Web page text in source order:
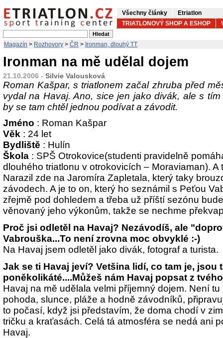
Všechny články
Etriatlon
TRIATLONOVÝ SHOP A ESHOP
Magazín > Rozhovory > ČR > Ironman, dlouhý TT
Ironman na mě udělal dojem
21.10.2006 - Silvie Valousková
Roman Kašpar, s triatlonem začal zhruba před
vydal na Havaj. Ano, sice jen jako divák, ale s
by se tam chtěl jednou podívat a závodit.
Jméno : Roman Kašpar
Věk : 24 let
Bydliště : Hulín
Škola : SPŠ Otrokovice(studenti pravidelně
dlouhého triatlonu v otrokovicích – Moraviaman). A
Narazil zde na Jaromíra Zapletala, který taky
závodech. A je to on, který ho seznámil s Peťou
zřejmě pod dohledem a třeba už příští sezónu
věnovaný jeho výkonům, takže se nechme
Proč jsi odletěl na Havaj? Nezávodíš, ale
Vabrouška...To není zrovna moc obvyklé :-)
Na Havaj jsem odletěl jako divák, fotograf a turista.
Jak se ti Havaj jeví? Vetšina lidí, co tam je, jsou
poněkolikáté....Můžeš nám Havaj popsat z
Havaj na mě udělala velmi příjemný dojem. Není
pohoda, slunce, pláže a hodně závodníků,
to počasí, když jsi představím, že doma chodí v
tričku a kraťasách. Celá tá atmosféra se nedá ani
Havaj.